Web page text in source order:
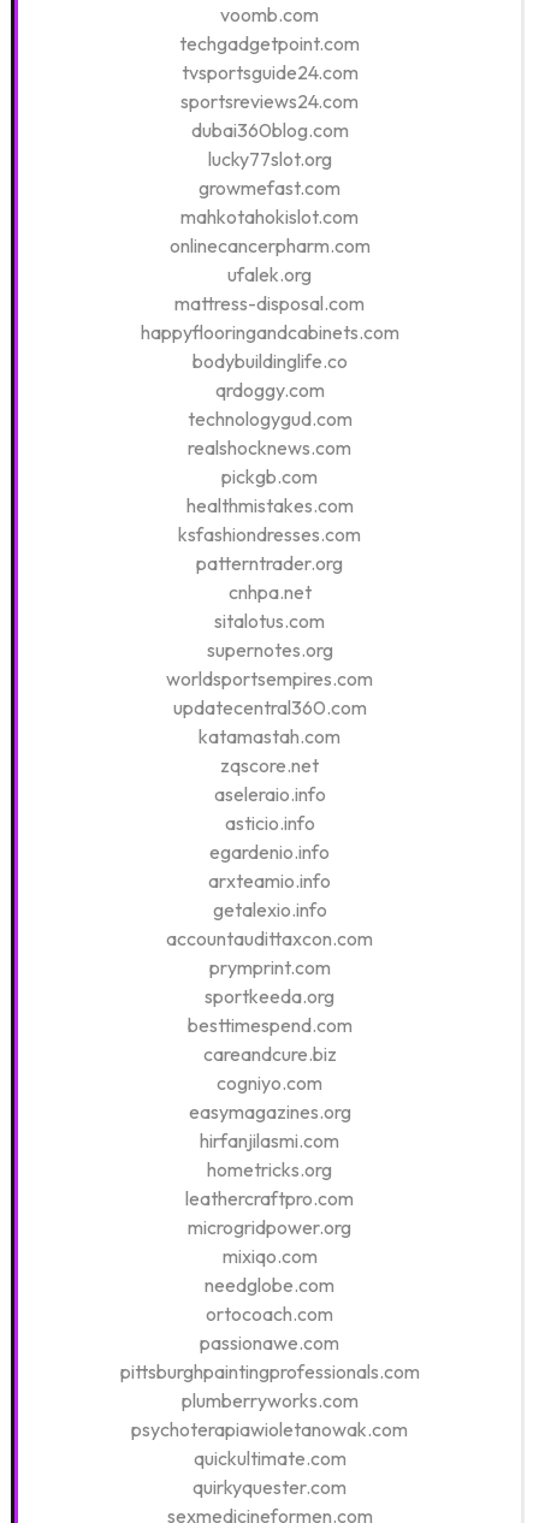
voomb.com
techgadgetpoint.com
tvsportsguide24.com
sportsreviews24.com
dubai360blog.com
lucky77slot.org
growmefast.com
mahkotahokislot.com
onlinecancerpharm.com
ufalek.org
mattress-disposal.com
happyflooringandcabinets.com
bodybuildinglife.co
qrdoggy.com
technologygud.com
realshocknews.com
pickgb.com
healthmistakes.com
ksfashiondresses.com
patterntrader.org
cnhpa.net
sitalotus.com
supernotes.org
worldsportsempires.com
updatecentral360.com
katamastah.com
zqscore.net
aseleraio.info
asticio.info
egardenio.info
arxteamio.info
getalexio.info
accountaudittaxcon.com
prymprint.com
sportkeeda.org
besttimespend.com
careandcure.biz
cogniyo.com
easymagazines.org
hirfanjilasmi.com
hometricks.org
leathercraftpro.com
microgridpower.org
mixiqo.com
needglobe.com
ortocoach.com
passionawe.com
pittsburghpaintingprofessionals.com
plumberryworks.com
psychoterapiawioletanowak.com
quickultimate.com
quirkyquester.com
sexmedicineformen.com